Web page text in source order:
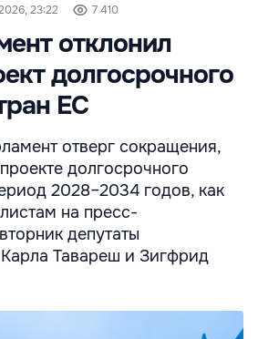
23:22 7 410
отклонил
долгосрочного
ЕС
отверг сокращения,
долгосрочного
2028–2034 годов, как
на пресс-
депутаты
Тавареш и Зигфрид